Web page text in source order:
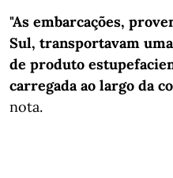
"As embarcações,
Sul, transportavam
de produto
carregada ao largo da
nota.